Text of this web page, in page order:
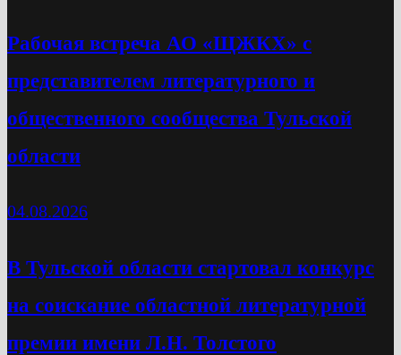
Рабочая встреча АО «ЩЖКХ» с
представителем литературного и
общественного сообщества Тульской
области
04.08.2026
В Тульской области стартовал конкурс
на соискание областной литературной
премии имени Л.Н. Толстого